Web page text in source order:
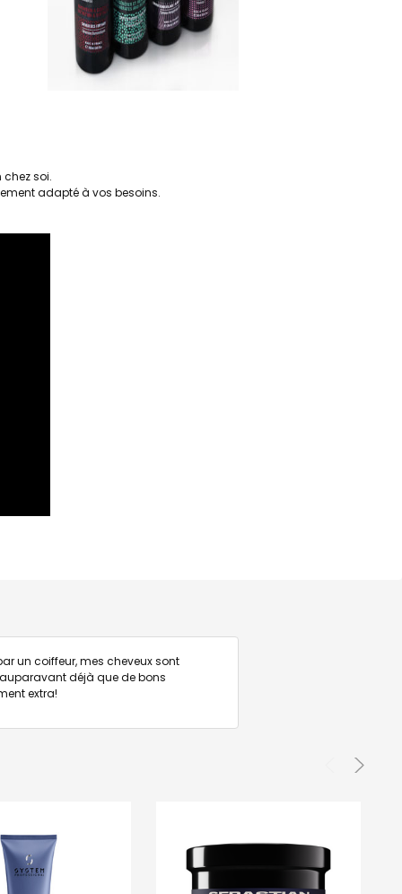
soi.
adapté à vos besoins.
un coiffeur, mes cheveux sont
déjà que de bons
extra!